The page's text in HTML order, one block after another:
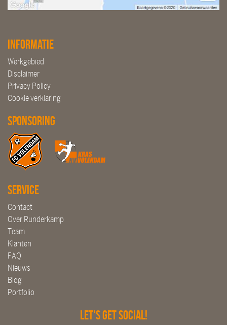
Informatie
Werkgebied
Disclaimer
Privacy Policy
Cookie verklaring
Sponsoring
Service
Contact
Over Runderkamp
Team
Klanten
FAQ
Nieuws
Blog
Portfolio
Let's get social!